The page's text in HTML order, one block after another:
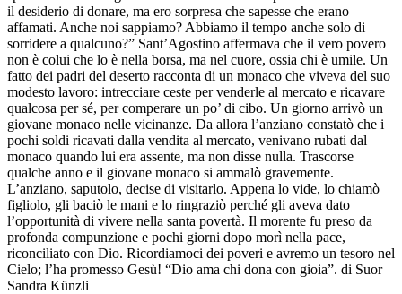
il desiderio di donare, ma ero sorpresa che sapesse che erano
affamati. Anche noi sappiamo? Abbiamo il tempo anche solo di
sorridere a qualcuno?” Sant’Agostino affermava che il vero povero
non è colui che lo è nella borsa, ma nel cuore, ossia chi è umile. Un
fatto dei padri del deserto racconta di un monaco che viveva del suo
modesto lavoro: intrecciare ceste per venderle al mercato e ricavare
qualcosa per sé, per comperare un po’ di cibo. Un giorno arrivò un
giovane monaco nelle vicinanze. Da allora l’anziano constatò che i
pochi soldi ricavati dalla vendita al mercato, venivano rubati dal
monaco quando lui era assente, ma non disse nulla. Trascorse
qualche anno e il giovane monaco si ammalò gravemente.
L’anziano, saputolo, decise di visitarlo. Appena lo vide, lo chiamò
figliolo, gli baciò le mani e lo ringraziò perché gli aveva dato
l’opportunità di vivere nella santa povertà. Il morente fu preso da
profonda compunzione e pochi giorni dopo morì nella pace,
riconciliato con Dio. Ricordiamoci dei poveri e avremo un tesoro nel
Cielo; l’ha promesso Gesù! “Dio ama chi dona con gioia”. di Suor
Sandra Künzli